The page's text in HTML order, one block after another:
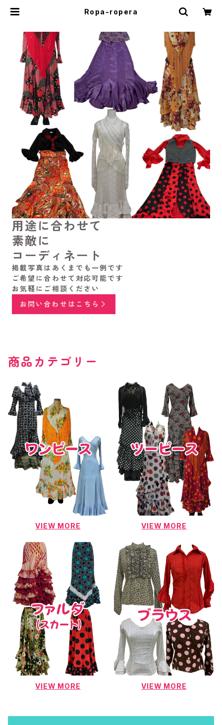
Ropa-ropera
用途に合わせて
素敵に
コーディネート
掲載写真はあくまでも一例です
ご希望に合わせて対応可能です
お気軽にご相談ください
お問い合わせはこちら
商品カテゴリー
VIEW MORE VIEW MORE
VIEW MORE VIEW MORE